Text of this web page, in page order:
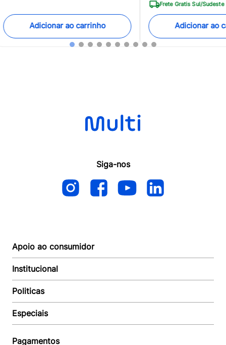
Adicionar ao carrinho
Frete Gratis Sul/Sudeste
Adicionar ao
Siga-nos
Apoio ao consumidor
Autoatendimento
Suporte e reparo
Acompanhar Entrega
Baixe o APP
Institucional
Quem somos
Revendedor
Seja um Revendedor
Trabalhe conosco
Politicas
Política de Entrega
Política de Pagamento
Política de Privacidade
Especiais
Pagamentos